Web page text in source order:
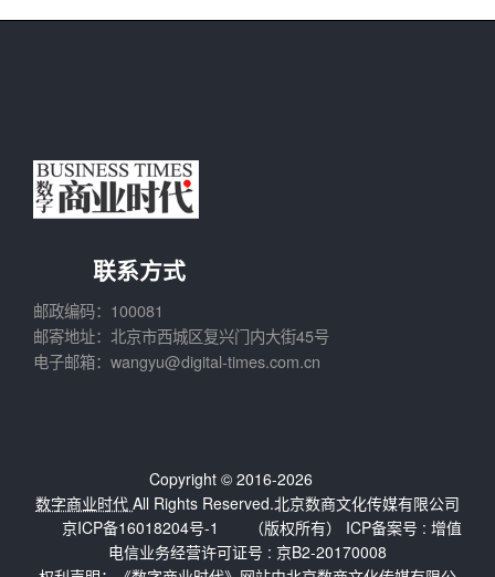
联系方式
邮政编码：100081
邮寄地址：北京市西城区复兴门内大街45号
电子邮箱：wangyu@digital-times.com.cn
Copyright © 2016-2026
数字商业时代 All Rights Reserved.北京数商文化传媒有限公司
（版权所有） ICP备案号 :
京ICP备16018204号-1
增值
电信业务经营许可证号 : 京B2-20170008